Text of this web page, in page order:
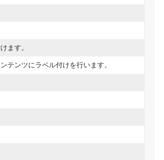
ます。
テンツにラベル付けを行います。